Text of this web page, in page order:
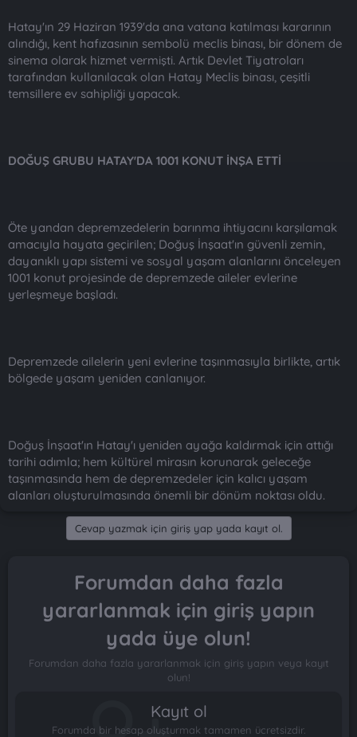
Hatay'ın 29 Haziran 1939'da ana vatana katılması kararının
alındığı, kent hafızasının sembolü meclis binası, bir dönem de
sinema olarak hizmet vermişti. Artık Devlet Tiyatroları
tarafından kullanılacak olan Hatay Meclis binası, çeşitli
temsillere ev sahipliği yapacak.
DOĞUŞ GRUBU HATAY'DA 1001 KONUT İNŞA ETTİ
Öte yandan depremzedelerin barınma ihtiyacını karşılamak
amacıyla hayata geçirilen; Doğuş İnşaat'ın güvenli zemin,
dayanıklı yapı sistemi ve sosyal yaşam alanlarını önceleyen
1001 konut projesinde de depremzede aileler evlerine
yerleşmeye başladı.
Depremzede ailelerin yeni evlerine taşınmasıyla birlikte, artık
bölgede yaşam yeniden canlanıyor.
Doğuş İnşaat'ın Hatay'ı yeniden ayağa kaldırmak için attığı
tarihi adımla; hem kültürel mirasın korunarak geleceğe
taşınmasında hem de depremzedeler için kalıcı yaşam
alanları oluşturulmasında önemli bir dönüm noktası oldu.
Cevap yazmak için giriş yap yada kayıt ol.
Forumdan daha fazla
yararlanmak için giriş yapın
yada üye olun!
Forumdan daha fazla yararlanmak için giriş yapın veya kayıt
olun!
Kayıt ol
Forumda bir hesap oluşturmak tamamen ücretsizdir.